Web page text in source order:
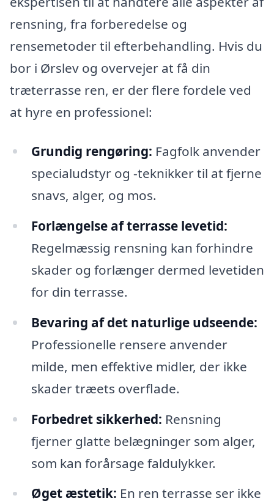
rensning, fra forberedelse og
rensemetoder til efterbehandling. Hvis du
bor i Ørslev og overvejer at få din
træterrasse ren, er der flere fordele ved
at hyre en professionel:
Grundig rengøring: Fagfolk anvender
specialudstyr og -teknikker til at fjerne
snavs, alger, og mos.
Forlængelse af terrasse levetid:
Regelmæssig rensning kan forhindre
skader og forlænger dermed levetiden
for din terrasse.
Bevaring af det naturlige udseende:
Professionelle rensere anvender
milde, men effektive midler, der ikke
skader træets overflade.
Forbedret sikkerhed: Rensning
fjerner glatte belægninger som alger,
som kan forårsage faldulykker.
Øget æstetik: En ren terrasse ser ikke